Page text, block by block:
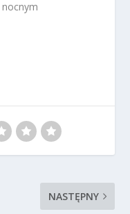
NASTĘPNY